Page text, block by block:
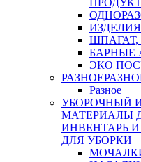
ШПАГАТ,
БАРНЫЕ
ЭКО
РАЗНОЕ
Разное
УБОРОЧНЫЙ
МАТЕРИАЛЫ
ИНВЕНТАРЬ
ДЛЯ УБОРКИ